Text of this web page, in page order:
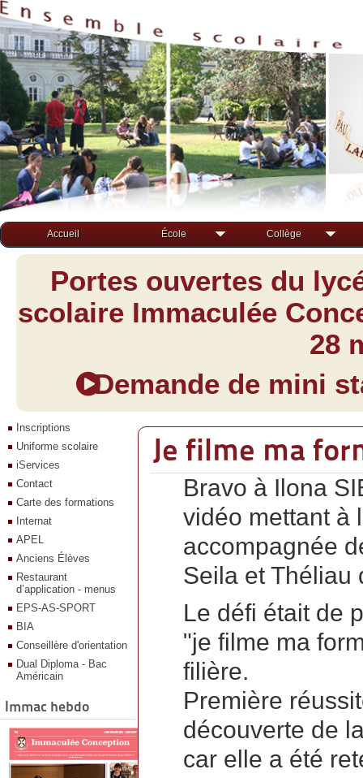
Accueil École Collège
Portes ouvertes du
scolaire Immaculée
28
Demande de mini
Inscriptions
Uniforme scolaire
iServices
Contact
Carte des formations
Internat
APEL
Anciens Élèves
Restaurant
d’application - menus
EPS-AS-SPORT
BIA
Conseillère d'orientation
Dual Diploma - Bac
Américain
Immac hebdo
Je filme ma
Bravo à Ilona
vidéo mettant à
accompagnée
Seila et Théliau
Le défi était de
"je filme ma
filière.
Première
découverte de
car elle a été
v=7rOFsyAsXwc